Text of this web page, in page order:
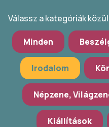
Válassz a kategóriák közül
Minden
Irodalom
Népzene,
Kiállítások